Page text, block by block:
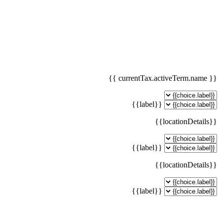
{{ currentTax.activeTerm.name }}
{{label}}
{{locationDetails}}
{{label}}
{{locationDetails}}
{{label}}